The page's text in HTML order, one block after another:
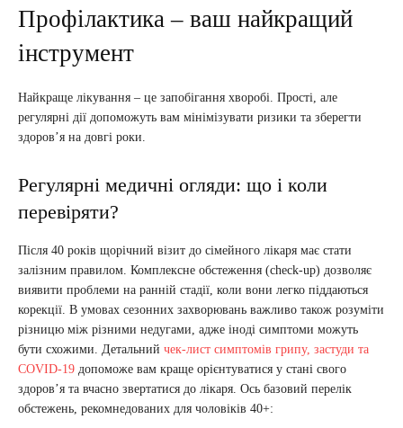
Профілактика – ваш найкращий
інструмент
Найкраще лікування – це запобігання хворобі. Прості, але
регулярні дії допоможуть вам мінімізувати ризики та зберегти
здоров’я на довгі роки.
Регулярні медичні огляди: що і коли
перевіряти?
Після 40 років щорічний візит до сімейного лікаря має стати
залізним правилом. Комплексне обстеження (check-up) дозволяє
виявити проблеми на ранній стадії, коли вони легко піддаються
корекції. В умовах сезонних захворювань важливо також розуміти
різницю між різними недугами, адже іноді симптоми можуть
бути схожими. Детальний чек-лист симптомів грипу, застуди та
COVID-19 допоможе вам краще орієнтуватися у стані свого
здоров’я та вчасно звертатися до лікаря. Ось базовий перелік
обстежень, рекомнедованих для чоловіків 40+: